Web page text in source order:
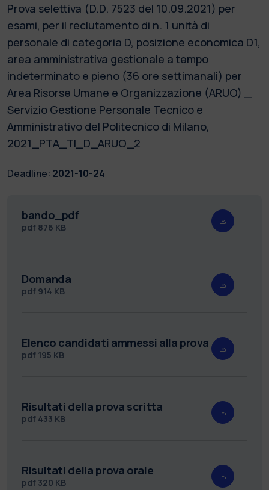
Prova selettiva (D.D. 7523 del 10.09.2021) per
esami, per il reclutamento di n. 1 unità di
personale di categoria D, posizione economica D1,
area amministrativa gestionale a tempo
indeterminato e pieno (36 ore settimanali) per
Area Risorse Umane e Organizzazione (ARUO) _
Servizio Gestione Personale Tecnico e
Amministrativo del Politecnico di Milano,
2021_PTA_TI_D_ARUO_2
Deadline: 2021-10-24
bando_pdf
pdf 876 KB
Domanda
pdf 914 KB
Elenco candidati ammessi alla prova
pdf 195 KB
Risultati della prova scritta
pdf 433 KB
Risultati della prova orale
pdf 320 KB